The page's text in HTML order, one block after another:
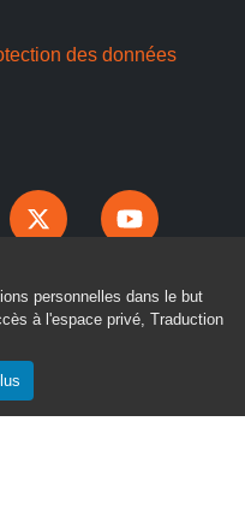
personnelles dans le but
à l'espace privé, Traduction
des données